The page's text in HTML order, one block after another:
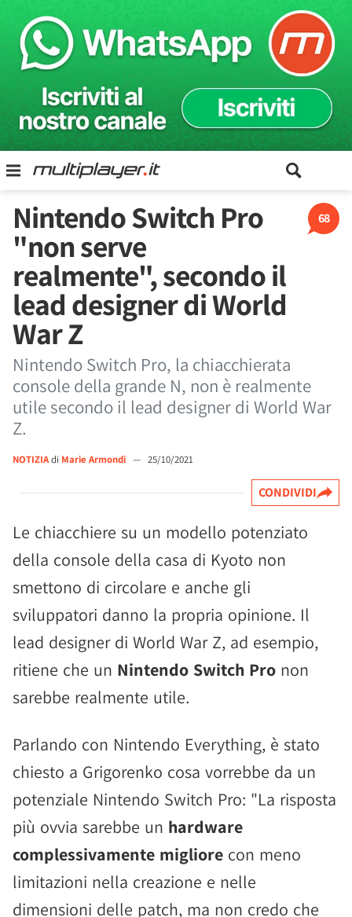
68
Nintendo Switch Pro
"non serve
realmente", secondo il
lead designer di World
War Z
Nintendo Switch Pro, la chiacchierata
console della grande N, non è realmente
utile secondo il lead designer di World War
Z.
NOTIZIAdi Marie Armondi — 25/10/2021
CONDIVIDI
Le chiacchiere su un modello potenziato
della console della casa di Kyoto non
smettono di circolare e anche gli
sviluppatori danno la propria opinione. Il
lead designer di World War Z, ad esempio,
ritiene che un Nintendo Switch Pro non
sarebbe realmente utile.
Parlando con Nintendo Everything, è stato
chiesto a Grigorenko cosa vorrebbe da un
potenziale Nintendo Switch Pro: "La risposta
più ovvia sarebbe un hardware
complessivamente migliore con meno
limitazioni nella creazione e nelle
dimensioni delle patch, ma non credo che